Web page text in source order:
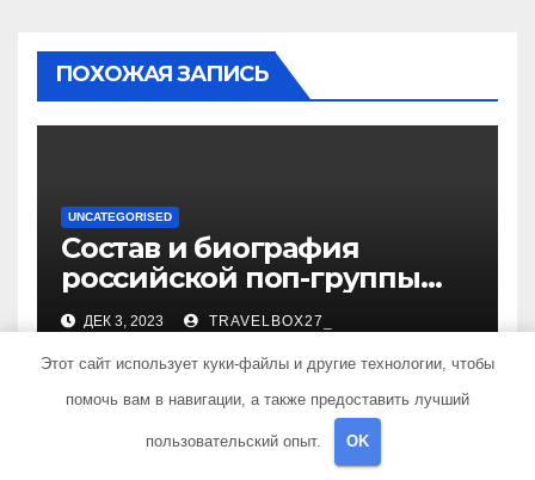
ПОХОЖАЯ ЗАПИСЬ
UNCATEGORISED
Состав и биография
российской поп-группы
«Иванушки интернешнл»
— история успеха, музыка
и судьбы участников
ДЕК 3, 2023 TRAVELBOX27_
Этот сайт использует куки-файлы и другие технологии, чтобы
помочь вам в навигации, а также предоставить лучший
пользовательский опыт. OK